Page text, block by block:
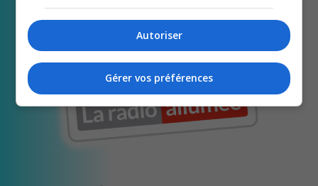
Autoriser
Gérer vos préférences